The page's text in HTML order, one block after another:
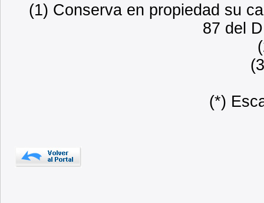
(1) Conserva en propiedad su
87 del
(*)